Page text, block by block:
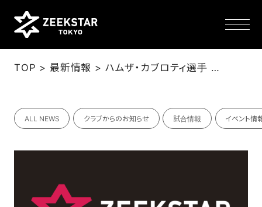
NEWS
TEAM
SCHEDULE
TOP > 最新情報 > ハムザ・カブロティ選手 負傷に関するお知らせ
ALL NEWS クラブからのお知らせ 試合情報 イベント情